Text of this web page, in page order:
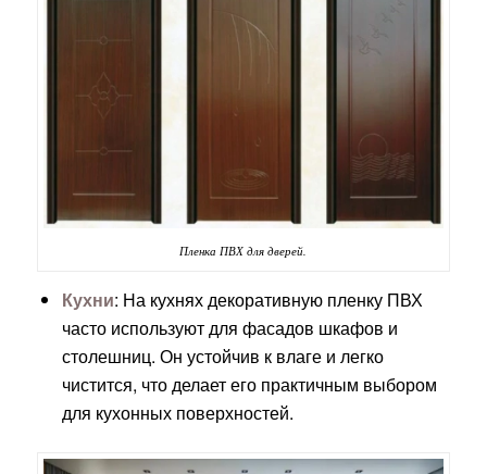
Пленка ПВХ для дверей.
Кухни: На кухнях декоративную пленку ПВХ
часто используют для фасадов шкафов и
столешниц. Он устойчив к влаге и легко
чистится, что делает его практичным выбором
для кухонных поверхностей.